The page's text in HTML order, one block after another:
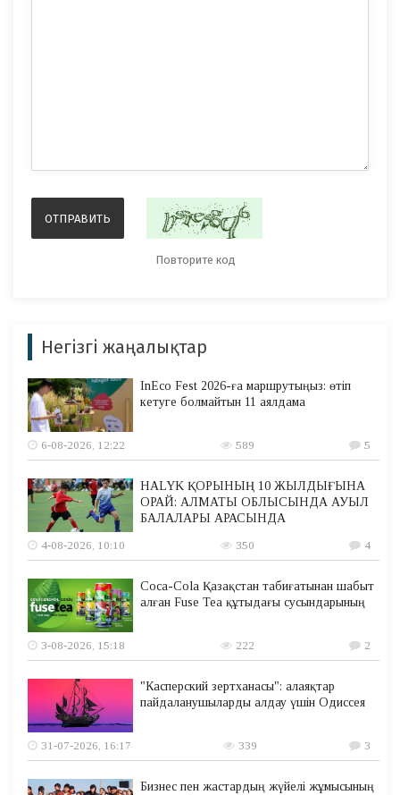
Негізгі жаңалықтар
InEco Fest 2026-ға маршрутыңыз: өтіп
кетуге болмайтын 11 аялдама
6-08-2026, 12:22 589 5
HALYK ҚОРЫНЫҢ 10 ЖЫЛДЫҒЫНА
ОРАЙ: АЛМАТЫ ОБЛЫСЫНДА АУЫЛ
БАЛАЛАРЫ АРАСЫНДА
4-08-2026, 10:10
350 4
Coca-Cola Қазақстан табиғатынан шабыт
алған Fuse Tea құтыдағы сусындарының
3-08-2026, 15:18 222 2
"Касперский зертханасы": алаяқтар
пайдаланушыларды алдау үшін Одиссея
31-07-2026, 16:17 339 3
Бизнес пен жастардың жүйелі жұмысының